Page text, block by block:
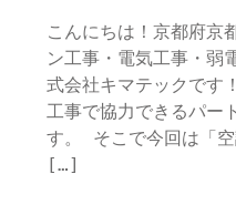
こんにちは！京都府京
ン工事・電気工事・弱
式会社キマテックです
工事で協力できるパー
す。 そこで今回は「
[…]